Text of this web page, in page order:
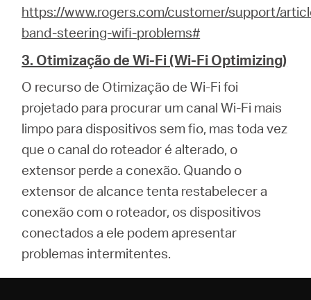
https://www.rogers.com/customer/support/
band-steering-wifi-problems#
3. Otimização de Wi-Fi (Wi-Fi Optimizing)
O recurso de Otimização de Wi-Fi foi
projetado para procurar um canal Wi-Fi mais
limpo para dispositivos sem fio, mas toda vez
que o canal do roteador é alterado, o
extensor perde a conexão. Quando o
extensor de alcance tenta restabelecer a
conexão com o roteador, os dispositivos
conectados a ele podem apresentar
problemas intermitentes.